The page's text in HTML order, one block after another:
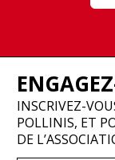
INSCRIVEZ-
POLLINIS, ET
DE